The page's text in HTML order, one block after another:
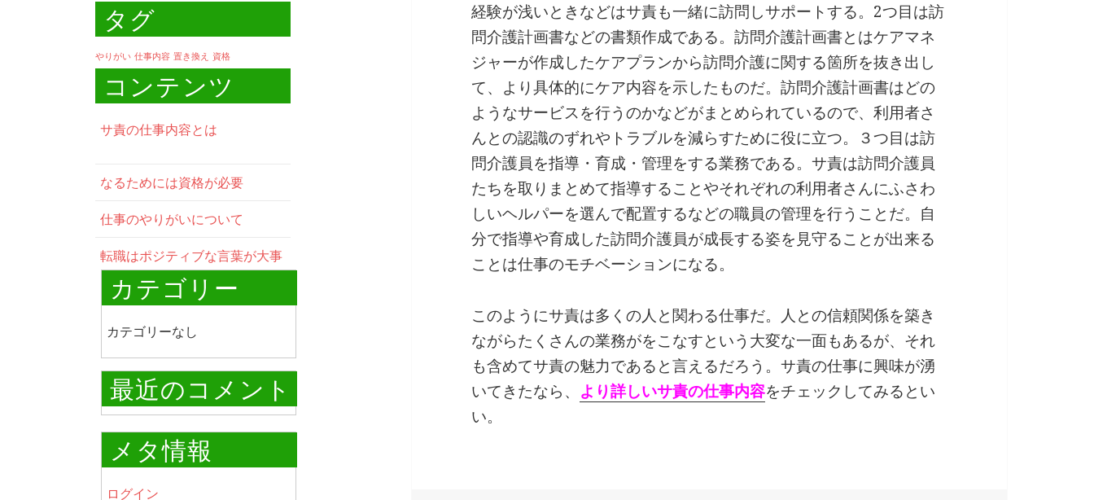
タグ
やりがい 仕事内容 置き換え 資格
コンテンツ
サ責の仕事内容とは
なるためには資格が必要
仕事のやりがいについて
転職はポジティブな言葉が大事
カテゴリー
カテゴリーなし
最近のコメント
メタ情報
ログイン
経験が浅いときなどはサ責も一緒に訪問しサポートする。2つ目は訪
問介護計画書などの書類作成である。訪問介護計画書とはケアマネ
ジャーが作成したケアプランから訪問介護に関する箇所を抜き出し
て、より具体的にケア内容を示したものだ。訪問介護計画書はどの
ようなサービスを行うのかなどがまとめられているので、利用者さ
んとの認識のずれやトラブルを減らすために役に立つ。３つ目は訪
問介護員を指導・育成・管理をする業務である。サ責は訪問介護員
たちを取りまとめて指導することやそれぞれの利用者さんにふさわ
しいヘルパーを選んで配置するなどの職員の管理を行うことだ。自
分で指導や育成した訪問介護員が成長する姿を見守ることが出来る
ことは仕事のモチベーションになる。
このようにサ責は多くの人と関わる仕事だ。人との信頼関係を築き
ながらたくさんの業務がをこなすという大変な一面もあるが、それ
も含めてサ責の魅力であると言えるだろう。サ責の仕事に興味が湧
いてきたなら、 より詳しいサ責の仕事内容をチェックしてみるとい
い。